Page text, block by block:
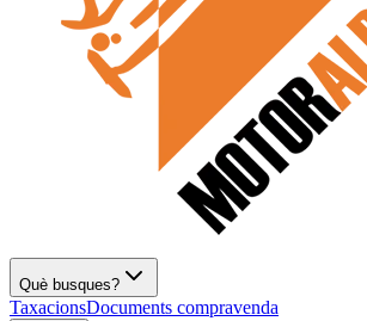
Què busques?
TaxacionsDocuments compravenda